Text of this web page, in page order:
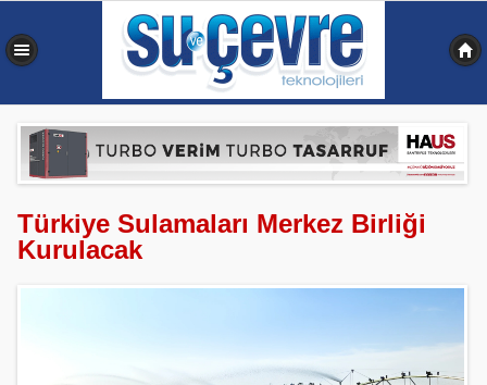
Türkiye Sulamaları Merkez Birliği
Kurulacak
0,338 sn